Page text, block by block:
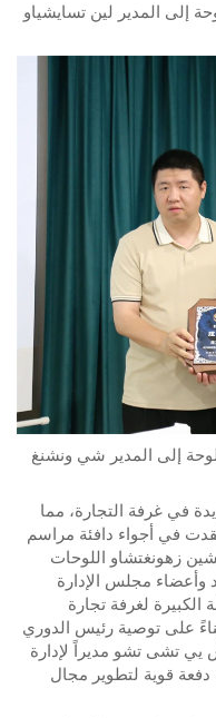
إلى المدير لين تسايشياو
إلى المدير شي ونشنغ
في غرفة التجارة، مما
في أجواء دافئة مراسم
زهونغتشاو اللوحات
وأعضاء مجلس الإدارة
الكبيرة لغرفة تجارة
على توصية رئيس الدوري
يي تشى تشو مديراً لإدارة
دفعة قوية لتطوير مجال